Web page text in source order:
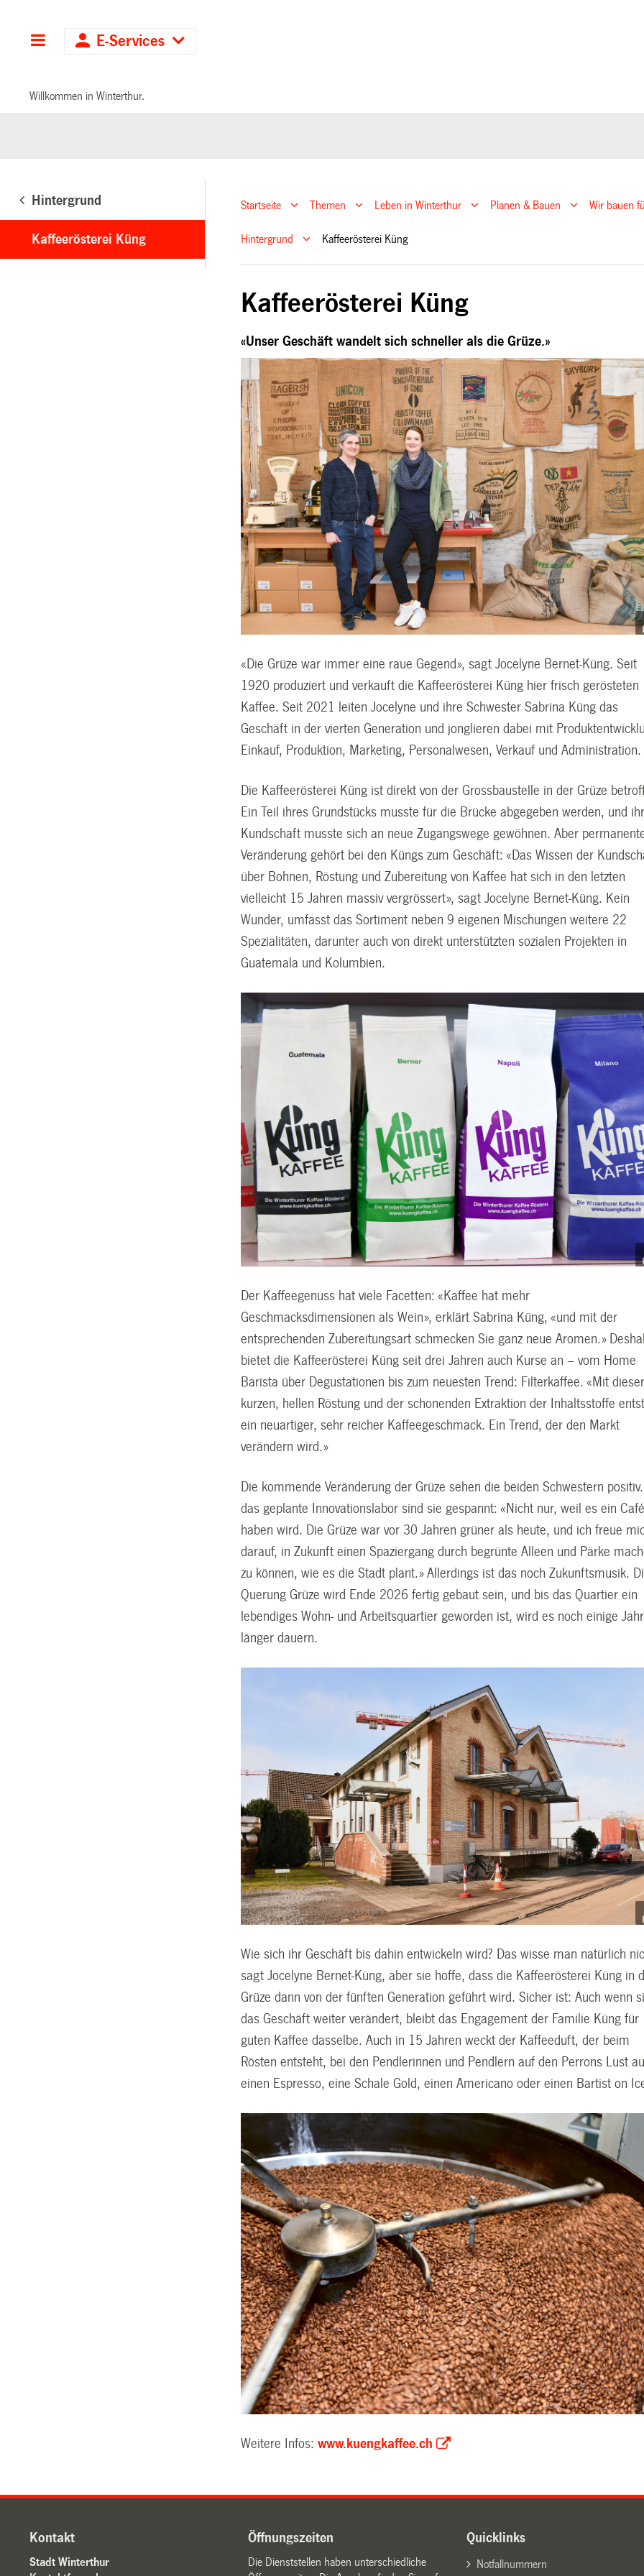
Hauptnavigation
E-Services
Willkommen in Winterthur.
Hintergrund
Kaffeerösterei Küng
Startseite Themen Leben in Winterthur Planen & Bauen Wir bauen
Hintergrund Kaffeerösterei Küng
Kaffeerösterei Küng
«Unser Geschäft wandelt sich schneller als die Grüze.»
«Die Grüze war immer eine raue Gegend», sagt Jocelyne Bernet-Küng. Seit
1920 produziert und verkauft die Kaffeerösterei Küng hier frisch gerösteten
Kaffee. Seit 2021 leiten Jocelyne und ihre Schwester Sabrina Küng das
Geschäft in der vierten Generation und jonglieren dabei mit
Einkauf, Produktion, Marketing, Personalwesen, Verkauf und Administration.
Die Kaffeerösterei Küng ist direkt von der Grossbaustelle in der Grüze
Ein Teil ihres Grundstücks musste für die Brücke abgegeben werden, und
Kundschaft musste sich an neue Zugangswege gewöhnen. Aber
Veränderung gehört bei den Küngs zum Geschäft: «Das Wissen der
über Bohnen, Röstung und Zubereitung von Kaffee hat sich in den letzten
vielleicht 15 Jahren massiv vergrössert», sagt Jocelyne Bernet-Küng. Kein
Wunder, umfasst das Sortiment neben 9 eigenen Mischungen weitere 22
Spezialitäten, darunter auch von direkt unterstützten sozialen Projekten in
Guatemala und Kolumbien.
Der Kaffeegenuss hat viele Facetten: «Kaffee hat mehr
Geschmacksdimensionen als Wein», erklärt Sabrina Küng, «und mit der
entsprechenden Zubereitungsart schmecken Sie ganz neue Aromen.»
bietet die Kaffeerösterei Küng seit drei Jahren auch Kurse an – vom Home
Barista über Degustationen bis zum neuesten Trend: Filterkaffee. «Mit
kurzen, hellen Röstung und der schonenden Extraktion der Inhaltsstoffe
ein neuartiger, sehr reicher Kaffeegeschmack. Ein Trend, der den Markt
verändern wird.»
Die kommende Veränderung der Grüze sehen die beiden Schwestern
das geplante Innovationslabor sind sie gespannt: «Nicht nur, weil es ein
haben wird. Die Grüze war vor 30 Jahren grüner als heute, und ich freue
darauf, in Zukunft einen Spaziergang durch begrünte Alleen und Pärke
zu können, wie es die Stadt plant.» Allerdings ist das noch Zukunftsmusik.
Querung Grüze wird Ende 2026 fertig gebaut sein, und bis das Quartier ein
lebendiges Wohn- und Arbeitsquartier geworden ist, wird es noch einige
länger dauern.
Wie sich ihr Geschäft bis dahin entwickeln wird? Das wisse man natürlich
sagt Jocelyne Bernet-Küng, aber sie hoffe, dass die Kaffeerösterei Küng in
Grüze dann von der fünften Generation geführt wird. Sicher ist: Auch wenn
das Geschäft weiter verändert, bleibt das Engagement der Familie Küng für
guten Kaffee dasselbe. Auch in 15 Jahren weckt der Kaffeeduft, der beim
Rösten entsteht, bei den Pendlerinnen und Pendlern auf den Perrons Lust
einen Espresso, eine Schale Gold, einen Americano oder einen Bartist on
Weitere Infos:www.kuengkaffee.ch
Kontakt
Stadt Winterthur
Öffnungszeiten
Die Dienststellen haben unterschiedliche
Quicklinks
Notfallnummern